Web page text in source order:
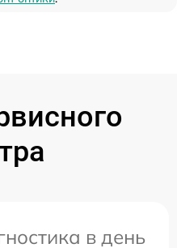
в день